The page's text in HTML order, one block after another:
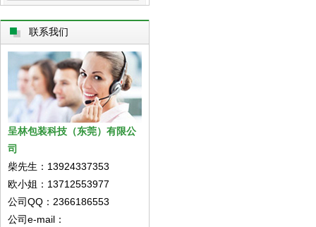
联系我们
呈林包装科技（东莞）有限公
司
柴先生：13924337353
欧小姐：13712553977
公司QQ：2366186553
公司e-mail：